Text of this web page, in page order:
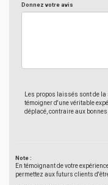
Donnez votre avis
Les propos laissés sont de
témoigner d'une véritable
déplacé, contraire aux
Note :
En témoignant de votre
permettez aux futurs clients